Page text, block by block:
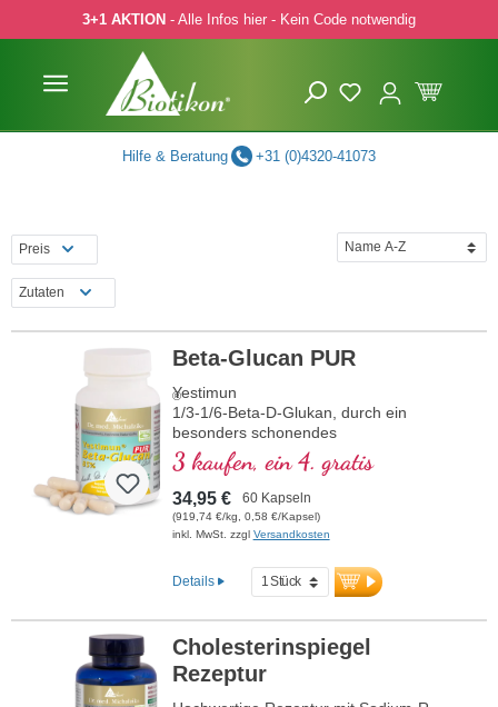
Hauptinhalt springen
Zur Suche springen
Zur Hauptnavigation springen
3+1 AKTION - Alle Infos hier - Kein Code notwendig
Hilfe & Beratung +31 (0)4320-41073
Preis
Zutaten
Beta-Glucan PUR
Yestimun
®
1/3-1/6-Beta-D-Glukan, durch ein
besonders schonendes
Extraktionsverfahren hergestellt
3 kaufen, ein 4. gratis
34,95 € 60 Kapseln
(919,74 €/kg, 0,58 €/Kapsel)
inkl. MwSt. zzgl Versandkosten
Details
Cholesterinspiegel
Rezeptur